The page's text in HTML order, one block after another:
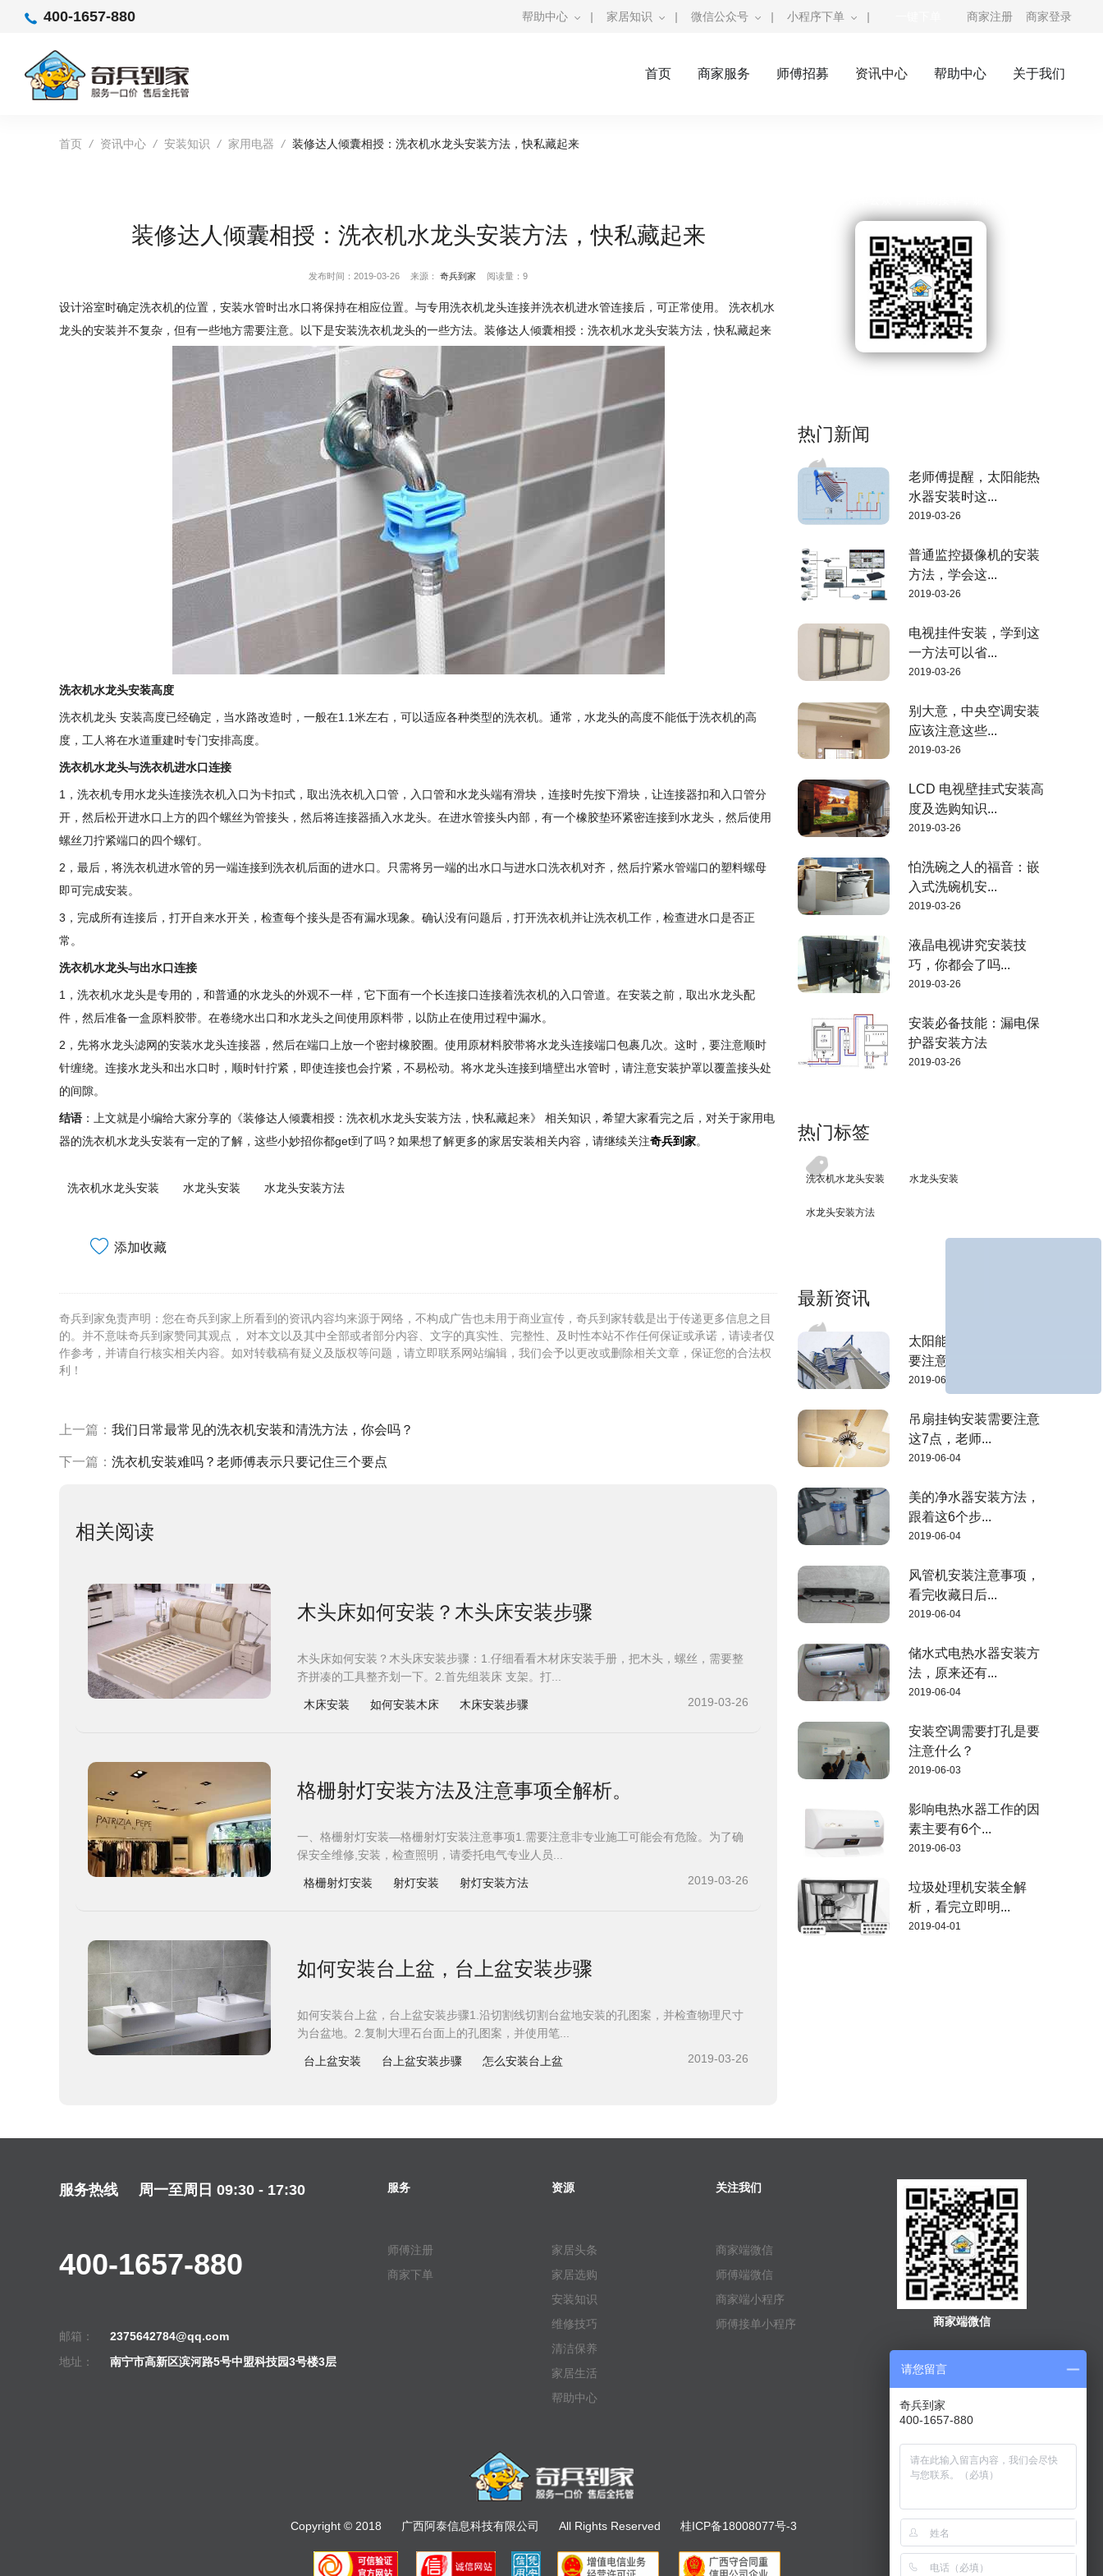
400-1657-880 帮助中心 | 家居知识 | 微信公众号 | 小程序下单 | 商家注册 商家登录
首页 商家服务 师傅招募 资讯中心 帮助中心 关于我们
首页 / 资讯中心 / 安装知识 / 家用电器 / 装修达人倾囊相授：洗衣机水龙头安装方法，快私藏起来
装修达人倾囊相授：洗衣机水龙头安装方法，快私藏起来
发布时间：2019-03-26 来源： 奇兵到家 阅读量：9
设计浴室时确定洗衣机的位置，安装水管时出水口将保持在相应位置。与专用洗衣机龙头连接并洗衣机进水管连接后，可正常使用。 洗衣机水
龙头的安装并不复杂，但有一些地方需要注意。以下是安装洗衣机龙头的一些方法。装修达人倾囊相授：洗衣机水龙头安装方法，快私藏起来
洗衣机水龙头安装高度
洗衣机龙头 安装高度已经确定，当水路改造时，一般在1.1米左右，可以适应各种类型的洗衣机。通常，水龙头的高度不能低于洗衣机的高
度，工人将在水道重建时专门安排高度。
洗衣机水龙头与洗衣机进水口连接
1，洗衣机专用水龙头连接洗衣机入口为卡扣式，取出洗衣机入口管，入口管和水龙头端有滑块，连接时先按下滑块，让连接器扣和入口管分
开，然后松开进水口上方的四个螺丝为管接头，然后将连接器插入水龙头。在进水管接头内部，有一个橡胶垫环紧密连接到水龙头，然后使用
螺丝刀拧紧端口的四个螺钉。
2，最后，将洗衣机进水管的另一端连接到洗衣机后面的进水口。只需将另一端的出水口与进水口洗衣机对齐，然后拧紧水管端口的塑料螺母
即可完成安装。
3，完成所有连接后，打开自来水开关，检查每个接头是否有漏水现象。确认没有问题后，打开洗衣机并让洗衣机工作，检查进水口是否正
常。
洗衣机水龙头与出水口连接
1，洗衣机水龙头是专用的，和普通的水龙头的外观不一样，它下面有一个长连接口连接着洗衣机的入口管道。在安装之前，取出水龙头配
件，然后准备一盒原料胶带。在卷绕水出口和水龙头之间使用原料带，以防止在使用过程中漏水。
2，先将水龙头滤网的安装水龙头连接器，然后在端口上放一个密封橡胶圈。使用原材料胶带将水龙头连接端口包裹几次。这时，要注意顺时
针缠绕。连接水龙头和出水口时，顺时针拧紧，即使连接也会拧紧，不易松动。将水龙头连接到墙壁出水管时，请注意安装护罩以覆盖接头处
的间隙。
结语 ：上文就是小编给大家分享的《装修达人倾囊相授：洗衣机水龙头安装方法，快私藏起来》 相关知识，希望大家看完之后，对关于家用电
器的洗衣机水龙头安装有一定的了解，这些小妙招你都get到了吗？如果想了解更多的家居安装相关内容，请继续关注奇兵到家。
洗衣机水龙头安装 水龙头安装 水龙头安装方法
添加收藏
奇兵到家免责声明：您在奇兵到家上所看到的资讯内容均来源于网络，不构成广告也未用于商业宣传，奇兵到家转载是出于传递更多信息之目
的。并不意味奇兵到家赞同其观点， 对本文以及其中全部或者部分内容、文字的真实性、完整性、及时性本站不作任何保证或承诺，请读者仅
作参考，并请自行核实相关内容。如对转载稿有疑义及版权等问题，请立即联系网站编辑，我们会予以更改或删除相关文章，保证您的合法权
利！
上一篇： 我们日常最常见的洗衣机安装和清洗方法，你会吗？
下一篇： 洗衣机安装难吗？老师傅表示只要记住三个要点
相关阅读
木头床如何安装？木头床安装步骤
木头床如何安装？木头床安装步骤：1.仔细看看木材床安装手册，把木头，螺丝，需要整
齐拼凑的工具整齐划一下。2.首先组装床 支架。打...
木床安装 如何安装木床 木床安装步骤 2019-03-26
格栅射灯安装方法及注意事项全解析。
一、格栅射灯安装—格栅射灯安装注意事项1.需要注意非专业施工可能会有危险。为了确
保安全维修,安装，检查照明，请委托电气专业人员...
格栅射灯安装 射灯安装 射灯安装方法 2019-03-26
如何安装台上盆，台上盆安装步骤
如何安装台上盆，台上盆安装步骤1.沿切割线切割台盆地安装的孔图案，并检查物理尺寸
为台盆地。2.复制大理石台面上的孔图案，并使用笔...
台上盆安装 台上盆安装步骤 怎么安装台上盆 2019-03-26
热门新闻
老师傅提醒，太阳能热
水器安装时这...
2019-03-26
普通监控摄像机的安装
方法，学会这...
2019-03-26
电视挂件安装，学到这
一方法可以省...
2019-03-26
别大意，中央空调安装
应该注意这些...
2019-03-26
LCD 电视壁挂式安装高
度及选购知识...
2019-03-26
怕洗碗之人的福音：嵌
入式洗碗机安...
2019-03-26
液晶电视讲究安装技
巧，你都会了吗...
2019-03-26
安装必备技能：漏电保
护器安装方法
2019-03-26
热门标签
洗衣机水龙头安装 水龙头安装
水龙头安装方法
最新资讯
太阳能热水器的安装需
要注意下面这...
2019-06-04
吊扇挂钩安装需要注意
这7点，老师...
2019-06-04
美的净水器安装方法，
跟着这6个步...
2019-06-04
风管机安装注意事项，
看完收藏日后...
2019-06-04
储水式电热水器安装方
法，原来还有...
2019-06-04
安装空调需要打孔是要
注意什么？
2019-06-03
影响电热水器工作的因
素主要有6个...
2019-06-03
垃圾处理机安装全解
析，看完立即明...
2019-04-01
服务热线 周一至周日 09:30 - 17:30
400-1657-880
邮箱：
2375642784@qq.com
地址：
南宁市高新区滨河路5号中盟科技园3号楼3层
服务
师傅注册
商家下单
资源
家居头条
家居选购
安装知识
维修技巧
清洁保养
家居生活
帮助中心
关注我们
商家端微信
师傅端微信
商家端小程序
师傅接单小程序
商家端微信
Copyright © 2018 广西阿泰信息科技有限公司 All Rights Reserved 桂ICP备18008077号-3
请您留言
奇兵到家
400-1657-880